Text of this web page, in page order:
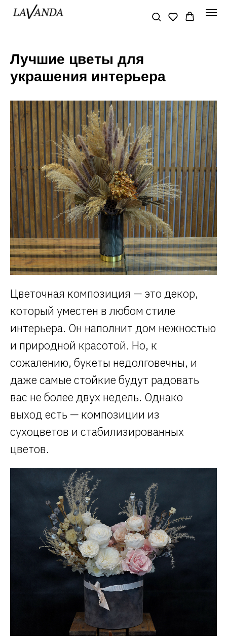
Лучшие цветы для
украшения интерьера
Цветочная композиция — это декор,
который уместен в любом стиле
интерьера. Он наполнит дом нежностью
и природной красотой. Но, к
сожалению, букеты недолговечны, и
даже самые стойкие будут радовать
вас не более двух недель. Однако
выход есть — композиции из
сухоцветов и стабилизированных
цветов.